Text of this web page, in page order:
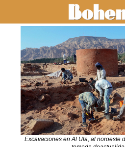
Excavaciones en Al Ula, al noroeste